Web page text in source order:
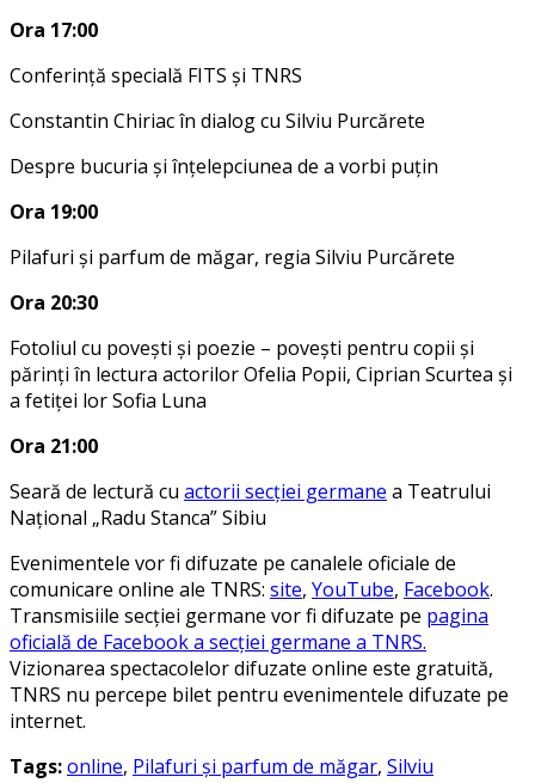
Ora 17:00
Conferință specială FITS și TNRS
Constantin Chiriac în dialog cu Silviu Purcărete
Despre bucuria și înțelepciunea de a vorbi puțin
Ora 19:00
Pilafuri și parfum de măgar, regia Silviu Purcărete
Ora 20:30
Fotoliul cu povești și poezie – povești pentru copii și
părinți în lectura actorilor Ofelia Popii, Ciprian Scurtea și
a fetiței lor Sofia Luna
Ora 21:00
Seară de lectură cu actorii secției germane a Teatrului
Național „Radu Stanca” Sibiu
Evenimentele vor fi difuzate pe canalele oficiale de
comunicare online ale TNRS: site, YouTube, Facebook.
Transmisiile secției germane vor fi difuzate pe pagina
oficială de Facebook a secției germane a TNRS.
Vizionarea spectacolelor difuzate online este gratuită,
TNRS nu percepe bilet pentru evenimentele difuzate pe
internet.
Tags:online, Pilafuri și parfum de măgar, Silviu